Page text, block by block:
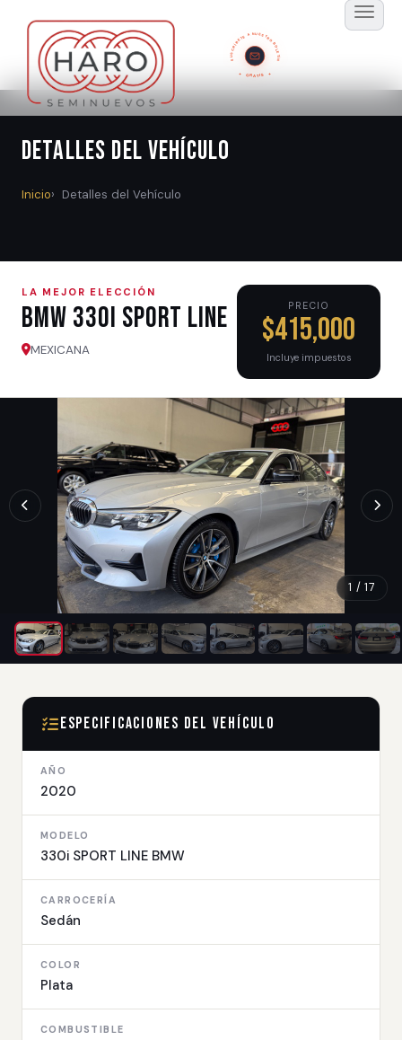
SUSCRÍBETE A NUESTRO BOLETÍN
GRATIS
Detalles del Vehículo
Inicio Detalles del Vehículo
LA MEJOR ELECCIÓN
BMW 330i SPORT LINE
MEXICANA
PRECIO
$415,000
Incluye impuestos
1 / 17
Especificaciones del Vehículo
AÑO
2020
MODELO
330i SPORT LINE BMW
CARROCERÍA
Sedán
COLOR
Plata
COMBUSTIBLE